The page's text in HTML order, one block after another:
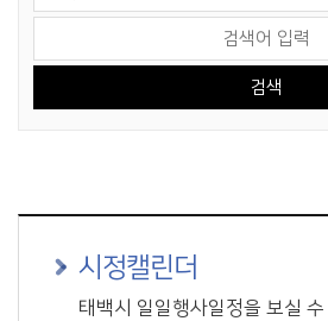
시정캘린더
태백시 일일행사일정을 보실